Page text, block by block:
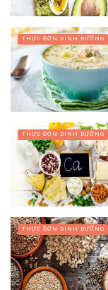
THỰC ĐƠN DINH DƯỠNG
THỰC ĐƠN DINH DƯỠNG
THỰC ĐƠN DINH DƯỠNG